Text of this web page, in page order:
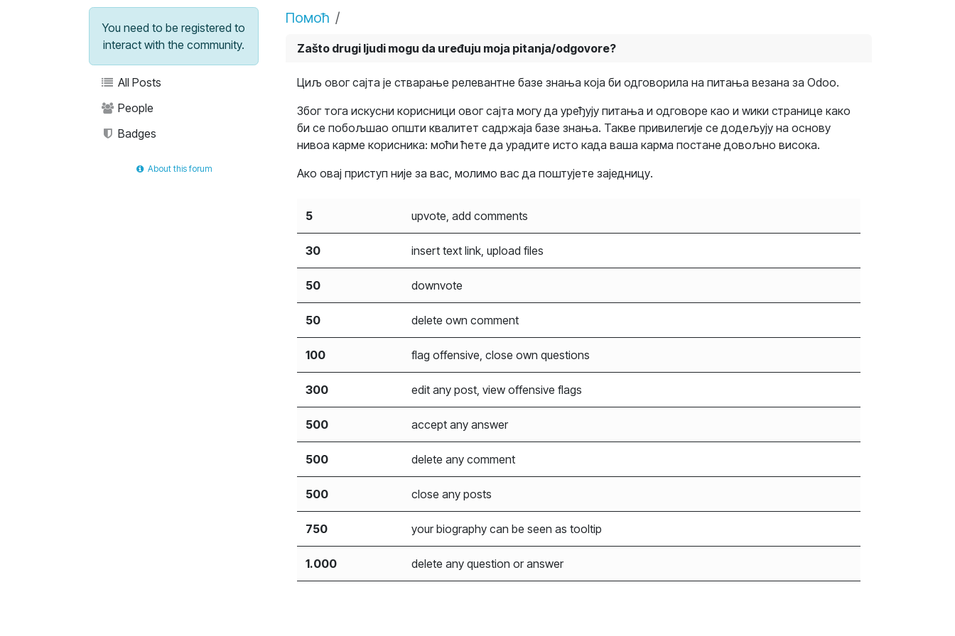
You need to be registered to
interact with the community.
All Posts
People
Badges
About this forum
Помоћ
Zašto drugi ljudi mogu da uređuju moja pitanja/odgovore?
Циљ овог сајта је стварање релевантне базе знања која би одговорила на питања везана за Odoo.
Због тога искусни корисници овог сајта могу да уређују питања и одговоре као и wики странице како
би се побољшао општи квалитет садржаја базе знања. Такве привилегије се додељују на основу
нивоа карме корисника: моћи ћете да урадите исто када ваша карма постане довољно висока.
Ако овај приступ није за вас, молимо вас да поштујете заједницу.
5 upvote, add comments
30 insert text link, upload files
50 downvote
50 delete own comment
100 flag offensive, close own questions
300 edit any post, view offensive flags
500 accept any answer
500 delete any comment
500 close any posts
750 your biography can be seen as tooltip
1.000 delete any question or answer